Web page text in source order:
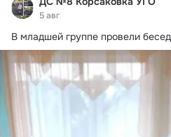
5 авг
В младшей группе провели